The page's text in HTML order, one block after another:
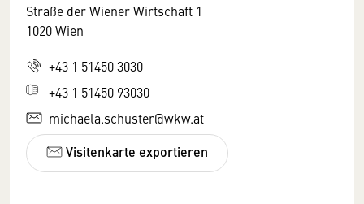
Straße der Wiener Wirtschaft 1
1020 Wien
+43 1 51450 3030
+43 1 51450 93030
michaela.schuster@wkw.at
Visitenkarte exportieren